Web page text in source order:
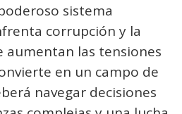
sistema
corrupción y la
aumentan las tensiones
en un campo de
navegar decisiones